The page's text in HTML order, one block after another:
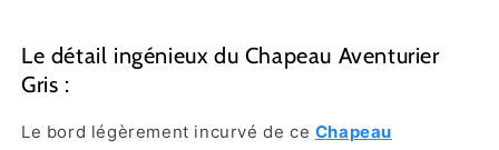
Le détail ingénieux du Chapeau Aventurier
Gris :
Le bord légèrement incurvé de ce Chapeau